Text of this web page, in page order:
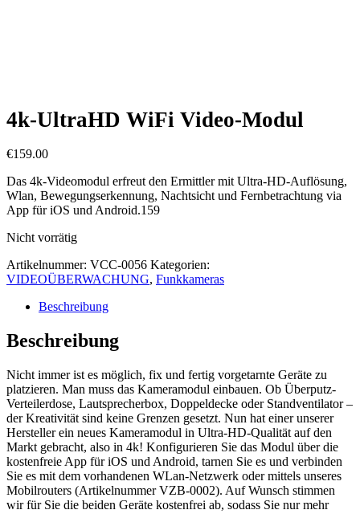
4k-UltraHD WiFi Video-Modul
€159.00
Das 4k-Videomodul erfreut den Ermittler mit Ultra-HD-Auflösung,
Wlan, Bewegungserkennung, Nachtsicht und Fernbetrachtung via
App für iOS und Android.159
Nicht vorrätig
Artikelnummer: VCC-0056 Kategorien:
VIDEOÜBERWACHUNG, Funkkameras
Beschreibung
Beschreibung
Nicht immer ist es möglich, fix und fertig vorgetarnte Geräte zu
platzieren. Man muss das Kameramodul einbauen. Ob Überputz-
Verteilerdose, Lautsprecherbox, Doppeldecke oder Standventilator –
der Kreativität sind keine Grenzen gesetzt. Nun hat einer unserer
Hersteller ein neues Kameramodul in Ultra-HD-Qualität auf den
Markt gebracht, also in 4k! Konfigurieren Sie das Modul über die
kostenfreie App für iOS und Android, tarnen Sie es und verbinden
Sie es mit dem vorhandenen WLan-Netzwerk oder mittels unseres
Mobilrouters (Artikelnummer VZB-0002). Auf Wunsch stimmen
wir für Sie die beiden Geräte kostenfrei ab, sodass Sie nur mehr